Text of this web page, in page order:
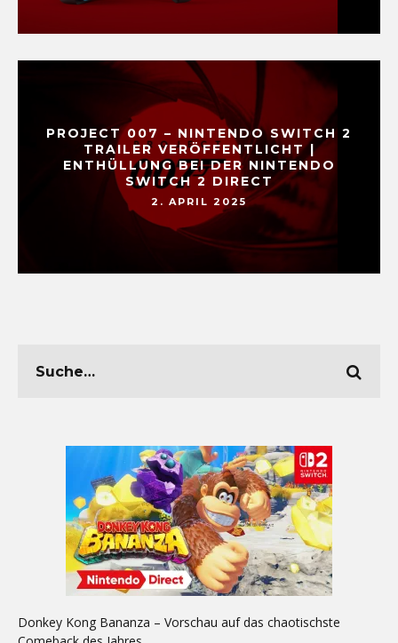
PROJECT 007 – NINTENDO SWITCH 2
TRAILER VERÖFFENTLICHT |
ENTHÜLLUNG BEI DER NINTENDO
SWITCH 2 DIRECT
2. APRIL 2025
Donkey Kong Bananza – Vorschau auf das chaotischste